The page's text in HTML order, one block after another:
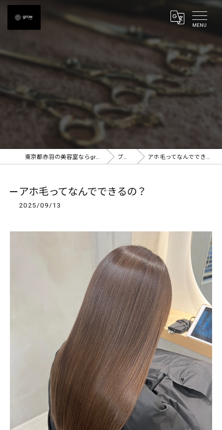
東京都赤羽の美容室ならgrow 赤羽 ブログ アホ毛ってなんでできるの？
アホ毛ってなんでできるの？
2025/09/13